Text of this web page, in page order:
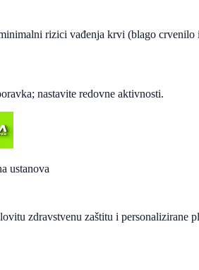
rizici vađenja krvi (blago crvenilo
nastavite redovne aktivnosti.
ustanova
zdravstvenu zaštitu i personalizirane